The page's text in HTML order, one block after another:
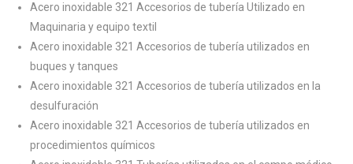
Acero inoxidable 321 Accesorios de tubería Utilizado en
Maquinaria y equipo textil
Acero inoxidable 321 Accesorios de tubería utilizados en
buques y tanques
Acero inoxidable 321 Accesorios de tubería utilizados en la
desulfuración
Acero inoxidable 321 Accesorios de tubería utilizados en
procedimientos químicos